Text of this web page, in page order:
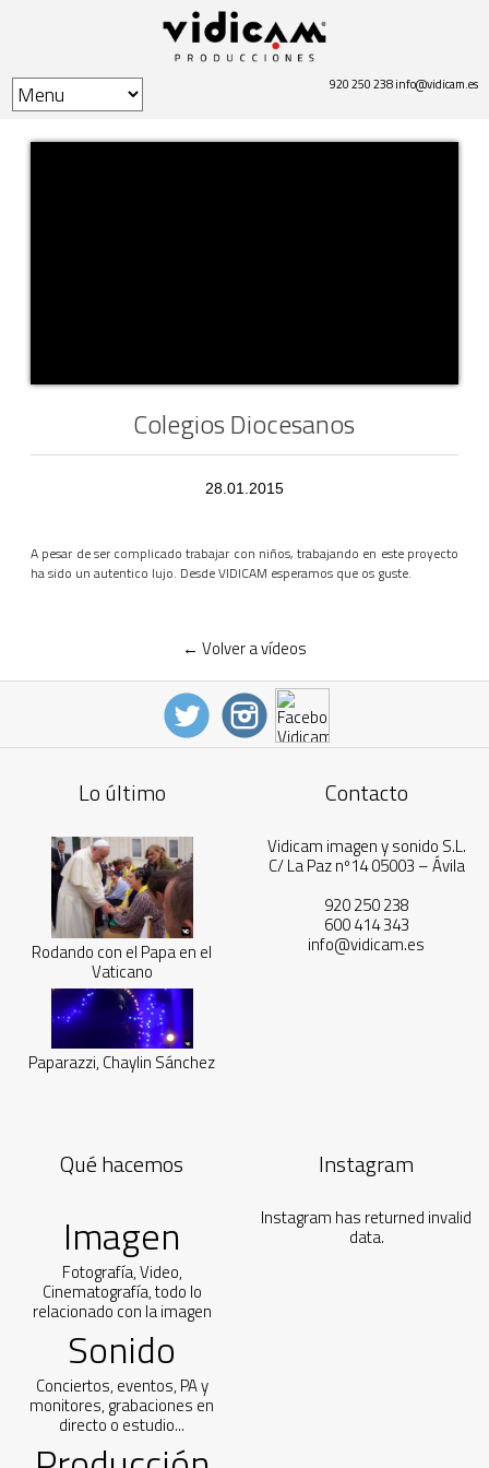
920 250 238info@vidicam.es
Colegios Diocesanos
28.01.2015
A pesar de ser complicado trabajar con niños, trabajando en este proyecto
ha sido un autentico lujo. Desde VIDICAM esperamos que os guste.
← Volver a vídeos
Lo último
Rodando con el Papa en el
Vaticano
Paparazzi, Chaylin Sánchez
Contacto
Vidicam imagen y sonido S.L.
C/ La Paz nº14 05003 – Ávila
920 250 238
600 414 343
info@vidicam.es
Qué hacemos
Imagen
Fotografía, Video,
Cinematografía, todo lo
relacionado con la imagen
Sonido
Conciertos, eventos, PA y
monitores, grabaciones en
directo o estudio...
Instagram
Instagram has returned invalid
data.